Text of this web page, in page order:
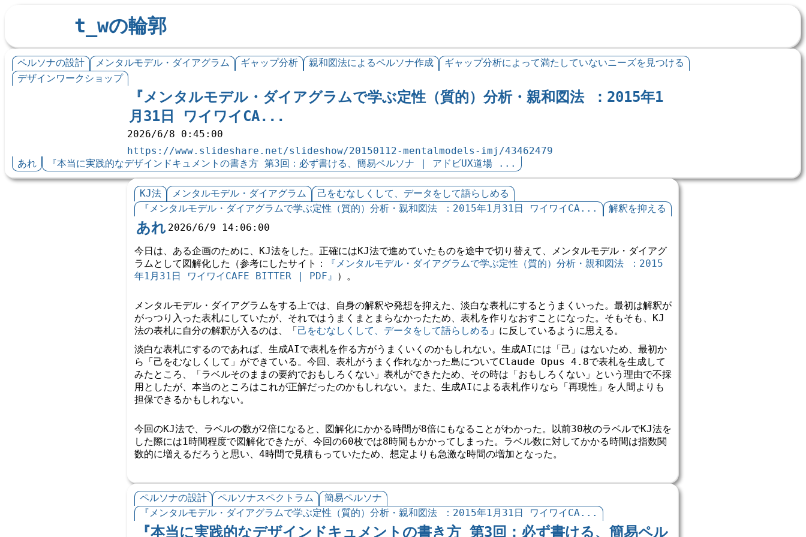
t_wの輪郭
ペルソナの設計 メンタルモデル・ダイアグラム ギャップ分析 親和図法によるペルソナ作成
ギャップ分析によって満たしていないニーズを見つける
デザインワークショップ
『メンタルモデル・ダイアグラムで学ぶ定性（質的）分析・親和図法 ：2015年1
月31日 ワイワイCA...
2026/6/8 0:45:00
https://www.slideshare.net/slideshow/20150112-mentalmodels-imj/43462479
あれ
『本当に実践的なデザインドキュメントの書き方 第3回：必ず書ける、簡易ペルソナ | アドビUX道場 ...
KJ法 メンタルモデル・ダイアグラム
己をむなしくして、データをして語らしめる
『メンタルモデル・ダイアグラムで学ぶ定性（質的）分析・親和図法 ：2015年1月31日 ワイワイCA...
解釈を抑える
あれ 2026/6/9 14:06:00
今日は、ある企画のために、KJ法をした。正確にはKJ法で進めていたものを途中で切り替えて、メンタルモデル・ダイアグ
ラムとして図解化した（参考にしたサイト：
『メンタルモデル・ダイアグラムで学ぶ定性（質的）分析・親和図法 ：2015
年1月31日 ワイワイCAFE BITTER | PDF』 ）。
メンタルモデル・ダイアグラムをする上では、自身の解釈や発想を抑えた、淡白な表札にするとうまくいった。最初は解釈が
がっつり入った表札にしていたが、それではうまくまとまらなかったため、表札を作りなおすことになった。そもそも、KJ
法の表札に自分の解釈が入るのは、「 己をむなしくして、データをして語らしめる 」に反しているように思える。
淡白な表札にするのであれば、生成AIで表札を作る方がうまくいくのかもしれない。生成AIには「己」はないため、最初か
ら「己をむなしくして」ができている。今回、表札がうまく作れなかった島についてClaude Opus 4.8で表札を生成して
みたところ、「ラベルそのままの要約でおもしろくない」表札ができたため、その時は「おもしろくない」という理由で不採
用としたが、本当のところはこれが正解だったのかもしれない。また、生成AIによる表札作りなら「再現性」を人間よりも
担保できるかもしれない。
今回のKJ法で、ラベルの数が2倍になると、図解化にかかる時間が8倍にもなることがわかった。以前30枚のラベルでKJ法を
した際には1時間程度で図解化できたが、今回の60枚では8時間もかかってしまった。ラベル数に対してかかる時間は指数関
数的に増えるだろうと思い、4時間で見積もっていたため、想定よりも急激な時間の増加となった。
ペルソナの設計 ペルソナスペクトラム
簡易ペルソナ
『メンタルモデル・ダイアグラムで学ぶ定性（質的）分析・親和図法 ：2015年1月31日 ワイワイCA...
『本当に実践的なデザインドキュメントの書き方 第3回：必ず書ける、簡易ペル